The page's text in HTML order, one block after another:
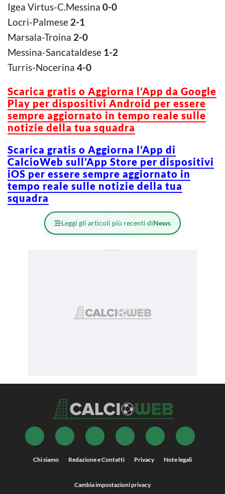
Igea Virtus-C.Messina 0-0
Locri-Palmese 2-1
Marsala-Troina 2-0
Messina-Sancataldese 1-2
Turris-Nocerina 4-0
Scarica gratis o Aggiorna l’App da Google
Play per dispositivi Android per essere
sempre aggiornato in tempo reale sulle
notizie della tua squadra
Scarica gratis o Aggiorna l’App di
CalcioWeb sull’App Store per dispositivi
iOS per essere sempre aggiornato in
tempo reale sulle notizie della tua
squadra
Leggi gli articoli più recenti diNews
Chi siamo Redazione e Contatti Privacy Note legali
Cambia impostazioni privacy